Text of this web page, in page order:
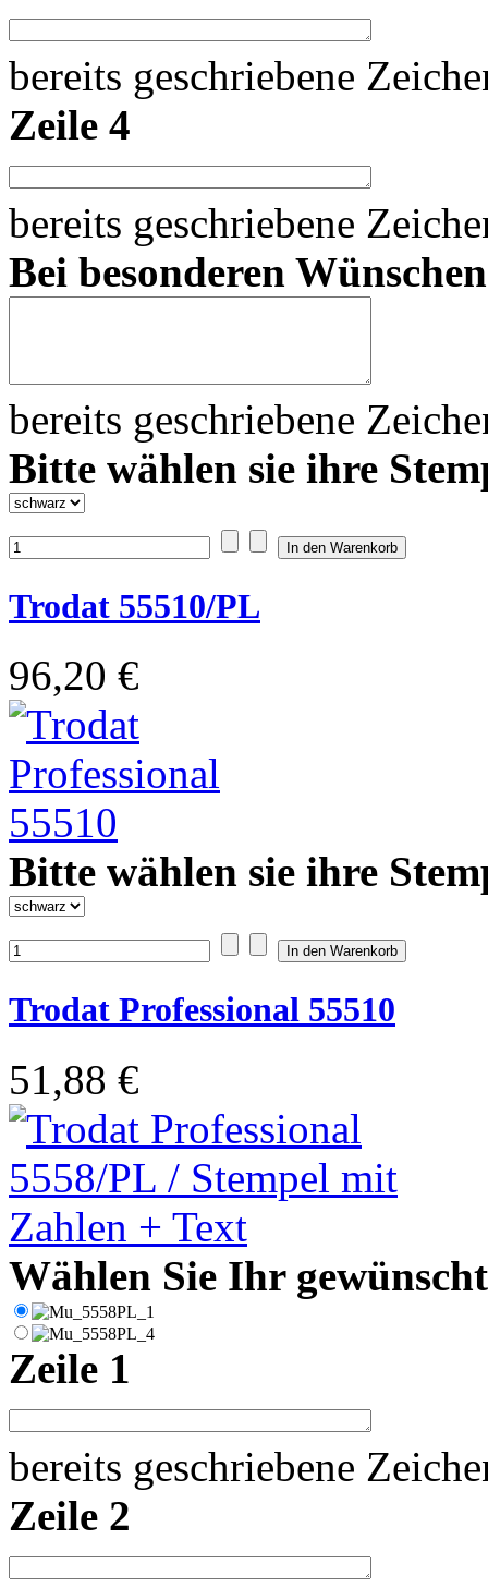
bereits geschriebene
Zeile 4
bereits geschriebene
Bei besonderen
bereits geschriebene
Bitte wählen sie ihre
Trodat 55510/PL
96,20 €
Bitte wählen sie ihre
Trodat Professional 55510
51,88 €
Wählen Sie Ihr
Zeile 1
bereits geschriebene
Zeile 2